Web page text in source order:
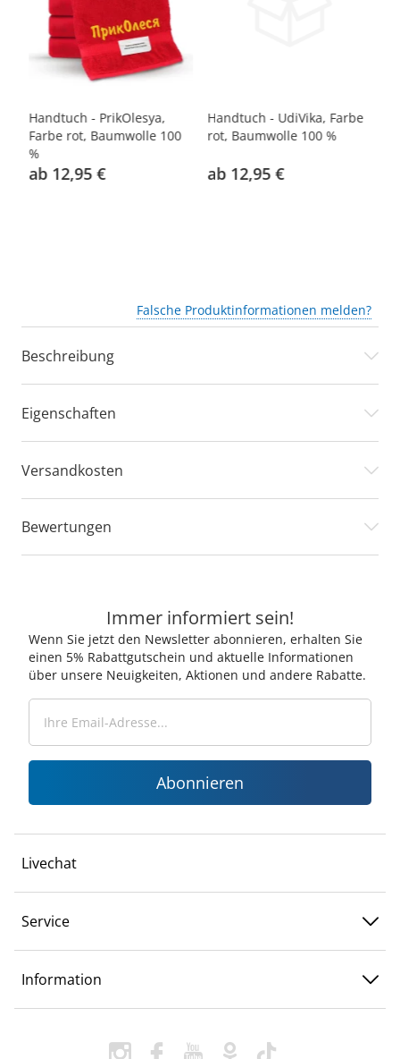
Handtuch - PrikOlesya,
Farbe rot, Baumwolle 100
%
ab 12,95 €
Handtuch - UdiVika, Farbe
rot, Baumwolle 100 %
ab 12,95 €
Falsche Produktinformationen melden?
Beschreibung
Eigenschaften
Versandkosten
Bewertungen
Immer informiert sein!
Wenn Sie jetzt den Newsletter abonnieren, erhalten Sie
einen 5% Rabattgutschein und aktuelle Informationen
über unsere Neuigkeiten, Aktionen und andere Rabatte.
Abonnieren
Livechat
Service
Information